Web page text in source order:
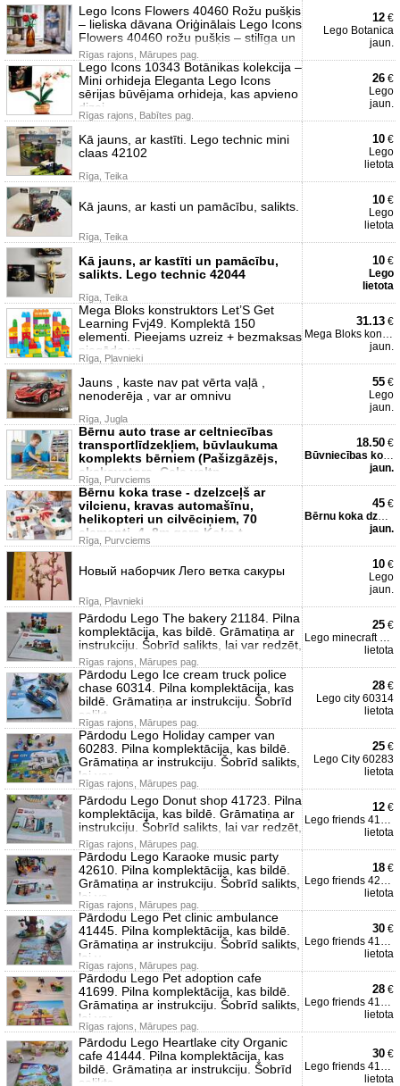
Lego Icons Flowers 40460 Rožu pušķis
– lieliska dāvana Oriģinālais Lego Icons
Flowers 40460 rožu pušķis – stilīga un
Rīgas rajons, Mārupes pag.
12 €
Lego Botanica
jaun.
Lego Icons 10343 Botānikas kolekcija –
Mini orhideja Eleganta Lego Icons
sērijas būvējama orhideja, kas apvieno
dizai
Rīgas rajons, Babītes pag.
26 €
Lego
jaun.
Kā jauns, ar kastīti. Lego technic mini
claas 42102
Rīga, Teika
10 €
Lego
lietota
Kā jauns, ar kasti un pamācību, salikts.
Rīga, Teika
10 €
Lego
lietota
Kā jauns, ar kastīti un pamācību,
salikts. Lego technic 42044
Rīga, Teika
10 €
Lego
lietota
Mega Bloks konstruktors Let’S Get
Learning Fvj49. Komplektā 150
elementi. Pieejams uzreiz + bezmaksas
piegāde uz
Rīga, Pļavnieki
31.13 €
Mega Bloks konstruktors L
jaun.
Jauns , kaste nav pat vērta vaļā ,
nenoderēja , var ar omnivu
Rīga, Jugla
55 €
Lego
jaun.
Bērnu auto trase ar celtniecības
transportlīdzekļiem, būvlaukuma
komplekts bērniem (Pašizgāzējs,
ekskavators, Ceļa veltn
Rīga, Purvciems
18.50 €
Būvniecības komplekts
jaun.
Bērnu koka trase - dzelzceļš ar
vilcienu, kravas automašīnu,
helikopteri un cilvēciņiem, 70
elementi, 4, 8m gara Koka t
Rīga, Purvciems
45 €
Bērnu koka dzelzceļš
jaun.
Новый наборчик Лего ветка сакуры
Rīga, Pļavnieki
10 €
Lego
jaun.
Pārdodu Lego The bakery 21184. Pilna
komplektācija, kas bildē. Grāmatiņa ar
instrukciju. Šobrīd salikts, lai var redzēt,
Rīgas rajons, Mārupes pag.
25 €
Lego minecraft 21184
lietota
Pārdodu Lego Ice cream truck police
chase 60314. Pilna komplektācija, kas
bildē. Grāmatiņa ar instrukciju. Šobrīd
salikt
Rīgas rajons, Mārupes pag.
28 €
Lego city 60314
lietota
Pārdodu Lego Holiday camper van
60283. Pilna komplektācija, kas bildē.
Grāmatiņa ar instrukciju. Šobrīd salikts,
lai var
Rīgas rajons, Mārupes pag.
25 €
Lego City 60283
lietota
Pārdodu Lego Donut shop 41723. Pilna
komplektācija, kas bildē. Grāmatiņa ar
instrukciju. Šobrīd salikts, lai var redzēt,
Rīgas rajons, Mārupes pag.
12 €
Lego friends 41723
lietota
Pārdodu Lego Karaoke music party
42610. Pilna komplektācija, kas bildē.
Grāmatiņa ar instrukciju. Šobrīd salikts,
lai va
Rīgas rajons, Mārupes pag.
18 €
Lego friends 42610
lietota
Pārdodu Lego Pet clinic ambulance
41445. Pilna komplektācija, kas bildē.
Grāmatiņa ar instrukciju. Šobrīd salikts,
lai v
Rīgas rajons, Mārupes pag.
30 €
Lego friends 41445
lietota
Pārdodu Lego Pet adoption cafe
41699. Pilna komplektācija, kas bildē.
Grāmatiņa ar instrukciju. Šobrīd salikts,
lai var
Rīgas rajons, Mārupes pag.
28 €
Lego friends 41699
lietota
Pārdodu Lego Heartlake city Organic
cafe 41444. Pilna komplektācija, kas
bildē. Grāmatiņa ar instrukciju. Šobrīd
salikts
30 €
Lego friends 41444
lietota